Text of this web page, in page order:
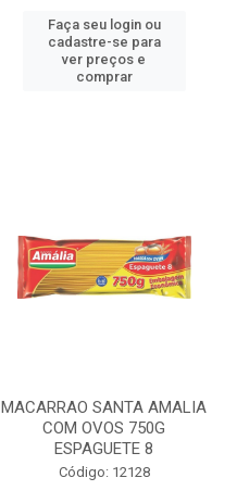
Faça seu login ou
cadastre-se para
ver preços e
comprar
MACARRAO SANTA AMALIA
COM OVOS 750G
ESPAGUETE 8
Código: 12128